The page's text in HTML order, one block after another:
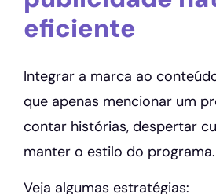
eficiente
Integrar a marca ao
que apenas mencionar um
contar histórias, despertar
manter o estilo do programa.
Veja algumas estratégias: